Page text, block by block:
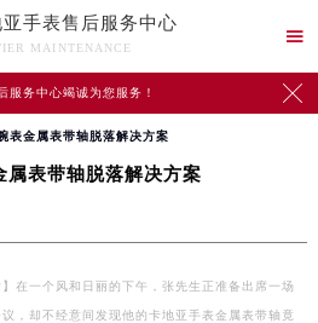
亚手表售后服务中心
MAINTENANCE

服务中心竭诚为您服务！ 
表金属表带轴脱落解决方案
属表带轴脱落解决方案
】在一个风和日丽的下午，张先生正准备出席一场
，却不经意间发现他的卡地亚手表金属表带轴竟